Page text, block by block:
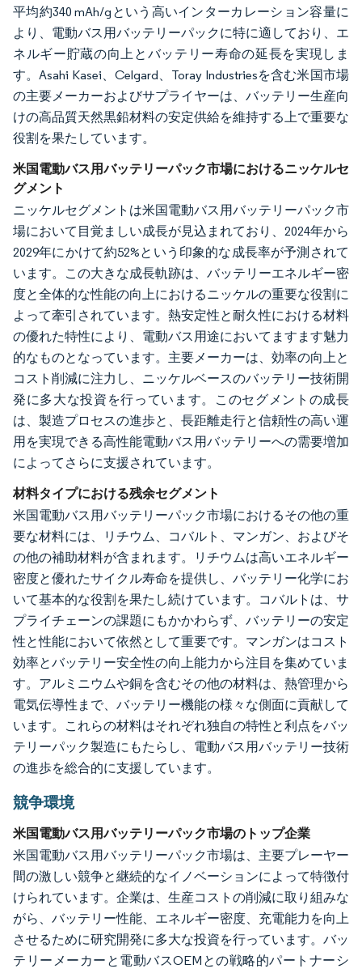
平均約340 mAh/gという高いインターカレーション容量に
より、電動バス用バッテリーパックに特に適しており、エ
ネルギー貯蔵の向上とバッテリー寿命の延長を実現しま
す。Asahi Kasei、Celgard、Toray Industriesを含む米国市場
の主要メーカーおよびサプライヤーは、バッテリー生産向
けの高品質天然黒鉛材料の安定供給を維持する上で重要な
役割を果たしています。
米国電動バス用バッテリーパック市場におけるニッケルセ
グメント
ニッケルセグメントは米国電動バス用バッテリーパック市
場において目覚ましい成長が見込まれており、2024年から
2029年にかけて約52%という印象的な成長率が予測されて
います。この大きな成長軌跡は、バッテリーエネルギー密
度と全体的な性能の向上におけるニッケルの重要な役割に
よって牽引されています。熱安定性と耐久性における材料
の優れた特性により、電動バス用途においてますます魅力
的なものとなっています。主要メーカーは、効率の向上と
コスト削減に注力し、ニッケルベースのバッテリー技術開
発に多大な投資を行っています。このセグメントの成長
は、製造プロセスの進歩と、長距離走行と信頼性の高い運
用を実現できる高性能電動バス用バッテリーへの需要増加
によってさらに支援されています。
材料タイプにおける残余セグメント
米国電動バス用バッテリーパック市場におけるその他の重
要な材料には、リチウム、コバルト、マンガン、およびそ
の他の補助材料が含まれます。リチウムは高いエネルギー
密度と優れたサイクル寿命を提供し、バッテリー化学にお
いて基本的な役割を果たし続けています。コバルトは、サ
プライチェーンの課題にもかかわらず、バッテリーの安定
性と性能において依然として重要です。マンガンはコスト
効率とバッテリー安全性の向上能力から注目を集めていま
す。アルミニウムや銅を含むその他の材料は、熱管理から
電気伝導性まで、バッテリー機能の様々な側面に貢献して
います。これらの材料はそれぞれ独自の特性と利点をバッ
テリーパック製造にもたらし、電動バス用バッテリー技術
の進歩を総合的に支援しています。
競争環境
米国電動バス用バッテリーパック市場のトップ企業
米国電動バス用バッテリーパック市場は、主要プレーヤー
間の激しい競争と継続的なイノベーションによって特徴付
けられています。企業は、生産コストの削減に取り組みな
がら、バッテリー性能、エネルギー密度、充電能力を向上
させるために研究開発に多大な投資を行っています。バッ
テリーメーカーと電動バスOEMとの戦略的パートナーシ